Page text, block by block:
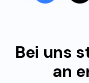
Bei uns
an